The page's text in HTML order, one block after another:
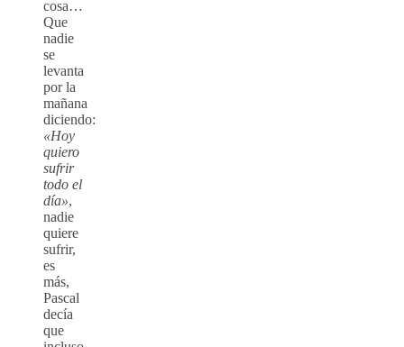
cosa…
Que
nadie
se
levanta
por la
mañana
diciendo:
«Hoy
quiero
sufrir
todo el
día»,
nadie
quiere
sufrir,
es
más,
Pascal
decía
que